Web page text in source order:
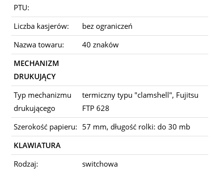
PTU:
Liczba kasjerów:
bez ograniczeń
Nazwa towaru:
40 znaków
MECHANIZM
DRUKUJĄCY
Typ mechanizmu
drukującego
termiczny typu "clamshell", Fujitsu
FTP 628
Szerokość papieru: 57 mm, długość rolki: do 30 mb
KLAWIATURA
Rodzaj:
switchowa